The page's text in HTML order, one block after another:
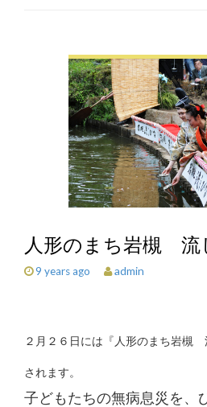
人形のまち岩槻
9 years ago admin
２月２６日には『人形のまち岩槻
されます。
子どもたちの無病息災を、